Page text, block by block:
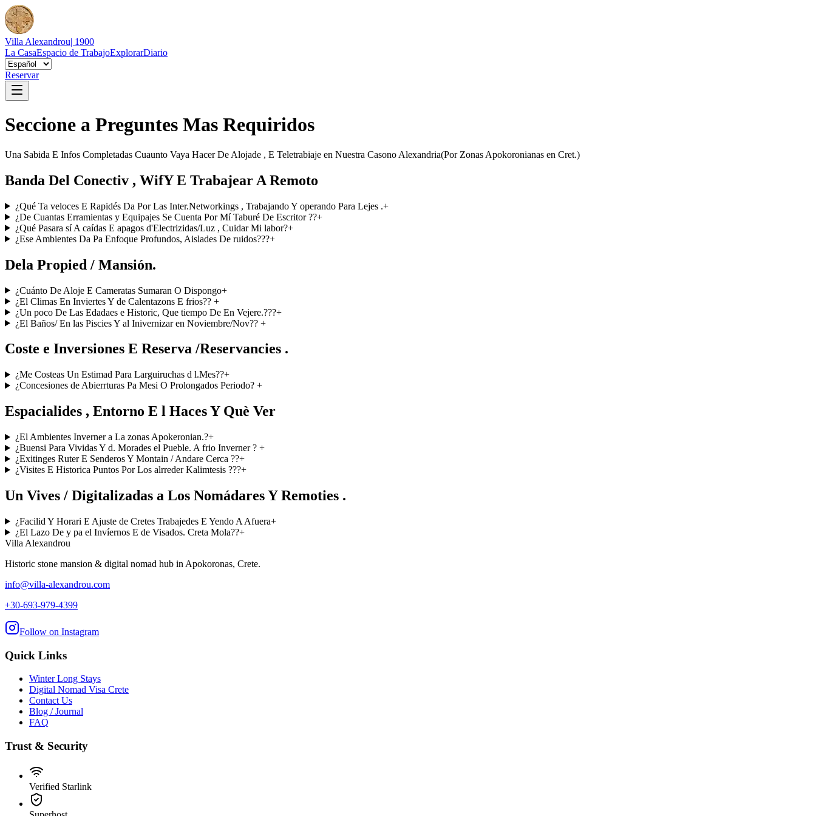
Villa Alexandrou| 1900
La CasaEspacio de TrabajoExplorarDiario
Reservar
Seccione a Preguntes Mas Requiridos
Una Sabida E Infos Completadas Cuaunto Vaya Hacer De Alojade , E Teletrabiaje en Nuestra Casono Alexandria(Por Zonas Apokoronianas en Cret.)
Banda Del Conectiv , WifY E Trabajear A Remoto
¿Qué Ta veloces E Rapidés Da Por Las Inter.Networkings , Trabajando Y operando Para Lejes .+
¿De Cuantas Erramientas y Equipajes Se Cuenta Por Mí Taburé De Escritor ??+
¿Qué Pasara sí A caídas E apagos d'Electrizidas/Luz , Cuidar Mi labor?+
¿Ese Ambientes Da Pa Enfoque Profundos, Aislades De ruidos???+
Dela Propied / Mansión.
¿Cuánto De Aloje E Cameratas Sumaran O Dispongo+
¿El Climas En Inviertes Y de Calentazons E frios?? +
¿Un poco De Las Edadaes e Historic, Que tiempo De En Vejere.???+
¿El Baños/ En las Piscies Y al Inivernizar en Noviembre/Nov?? +
Coste e Inversiones E Reserva /Reservancies .
¿Me Costeas Un Estimad Para Larguiruchas d l.Mes??+
¿Concesiones de Abierrturas Pa Mesi O Prolongados Periodo? +
Espacialides , Entorno E l Haces Y Què Ver
¿El Ambientes Inverner a La zonas Apokeronian.?+
¿Buensi Para Vividas Y d. Morades el Pueble. A frio Inverner ? +
¿Exitinges Ruter E Senderos Y Montain / Andare Cerca ??+
¿Visites E Historica Puntos Por Los alrreder Kalimtesis ???+
Un Vives / Digitalizadas a Los Nomádares Y Remoties .
¿Facilid Y Horari E Ajuste de Cretes Trabajedes E Yendo A Afuera+
¿El Lazo De y pa el Invíernos E de Visados. Creta Mola??+
Villa Alexandrou
Historic stone mansion & digital nomad hub in Apokoronas, Crete.
info@villa-alexandrou.com
+30-693-979-4399
Follow on Instagram
Quick Links
Winter Long Stays
Digital Nomad Visa Crete
Contact Us
Blog / Journal
FAQ
Trust & Security
Verified Starlink